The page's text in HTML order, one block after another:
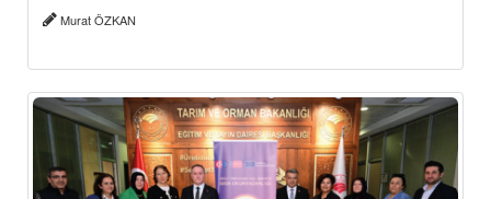
Murat ÖZKAN